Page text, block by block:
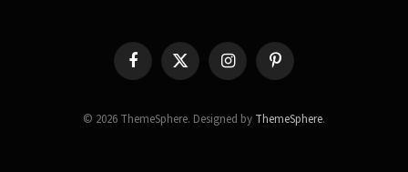
FacebookX
(Twitter)
InstagramPinterest
© 2026 ThemeSphere. Designed by ThemeSphere.